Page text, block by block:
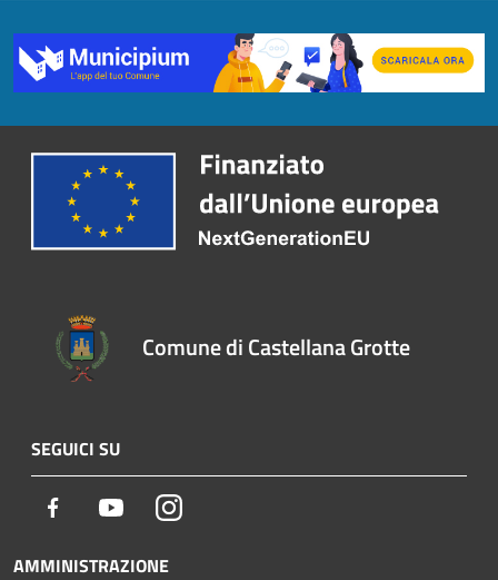
Comune di Castellana Grotte
SEGUICI SU
Facebook YoutubeInstagram
AMMINISTRAZIONE